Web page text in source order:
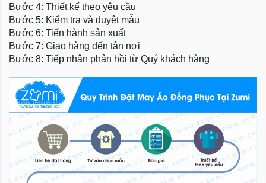
Bước 4: Thiết kế theo yêu cầu
Bước 5: Kiểm tra và duyệt mẫu
Bước 6: Tiến hành sản xuất
Bước 7: Giao hàng đến tận nơi
Bước 8: Tiếp nhận phản hồi từ Quý khách hàng